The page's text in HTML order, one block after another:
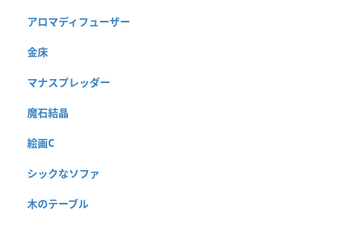
アロマディフューザー
金床
マナスプレッダー
魔石結晶
絵画C
シックなソファ
木のテーブル